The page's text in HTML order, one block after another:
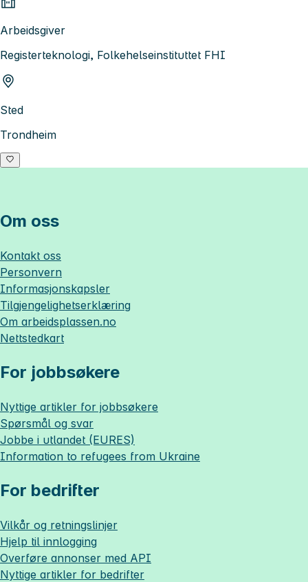
Arbeidsgiver
Registerteknologi, Folkehelseinstituttet FHI
Sted
Trondheim
Om oss
Kontakt oss
Personvern
Informasjonskapsler
Tilgjengelighetserklæring
Om arbeidsplassen.no
Nettstedkart
For jobbsøkere
Nyttige artikler for jobbsøkere
Spørsmål og svar
Jobbe i utlandet (EURES)
Information to refugees from Ukraine
For bedrifter
Vilkår og retningslinjer
Hjelp til innlogging
Overføre annonser med API
Nyttige artikler for bedrifter